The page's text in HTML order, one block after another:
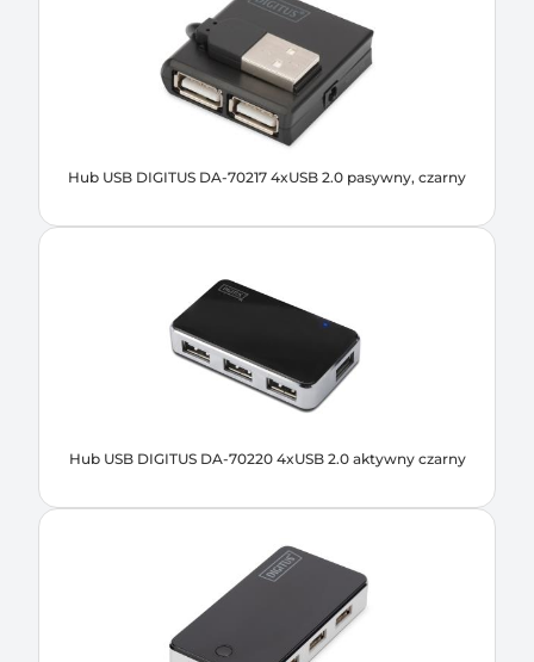
Hub USB DIGITUS DA-70217 4xUSB 2.0 pasywny, czarny
Hub USB DIGITUS DA-70220 4xUSB 2.0 aktywny czarny